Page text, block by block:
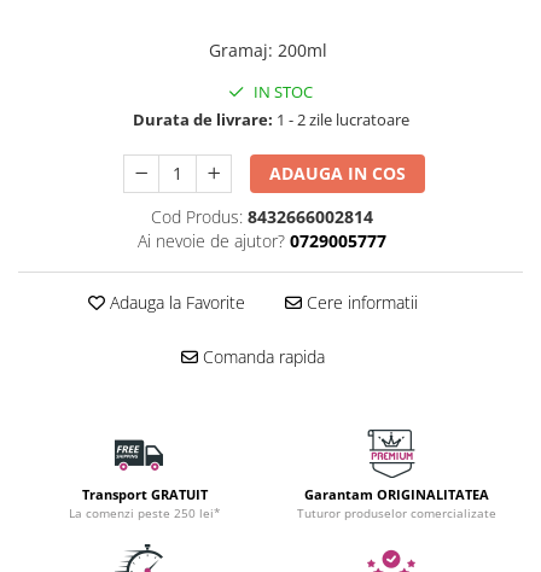
Gramaj: 200ml
IN STOC
Durata de livrare: 1 - 2 zile lucratoare
ADAUGA IN COS
Cod Produs: 8432666002814
Ai nevoie de ajutor? 0729005777
Adauga la Favorite Cere informatii
Comanda rapida
Transport GRATUIT
La comenzi peste 250 lei*
Garantam ORIGINALITATEA
Tuturor produselor comercializate